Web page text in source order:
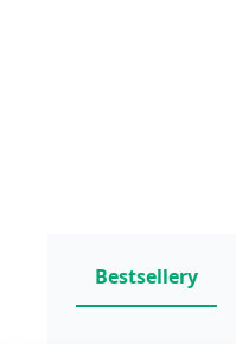
Bestsellery